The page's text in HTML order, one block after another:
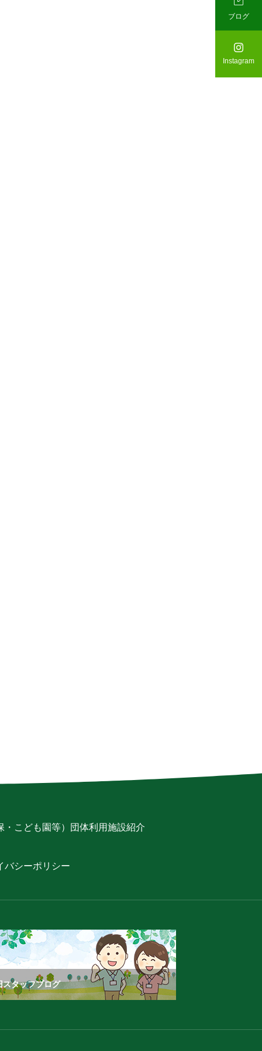
こども園等） 団体利用施設紹介
バシーポリシー
スタッフブログ
ブログ

Instagram